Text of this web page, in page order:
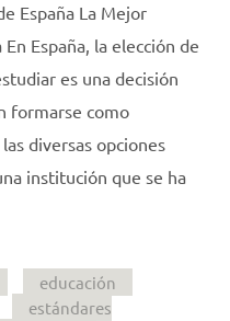
España La Mejor
España, la elección de
es una decisión
formarse como
diversas opciones
institución que se ha
educación
estándares